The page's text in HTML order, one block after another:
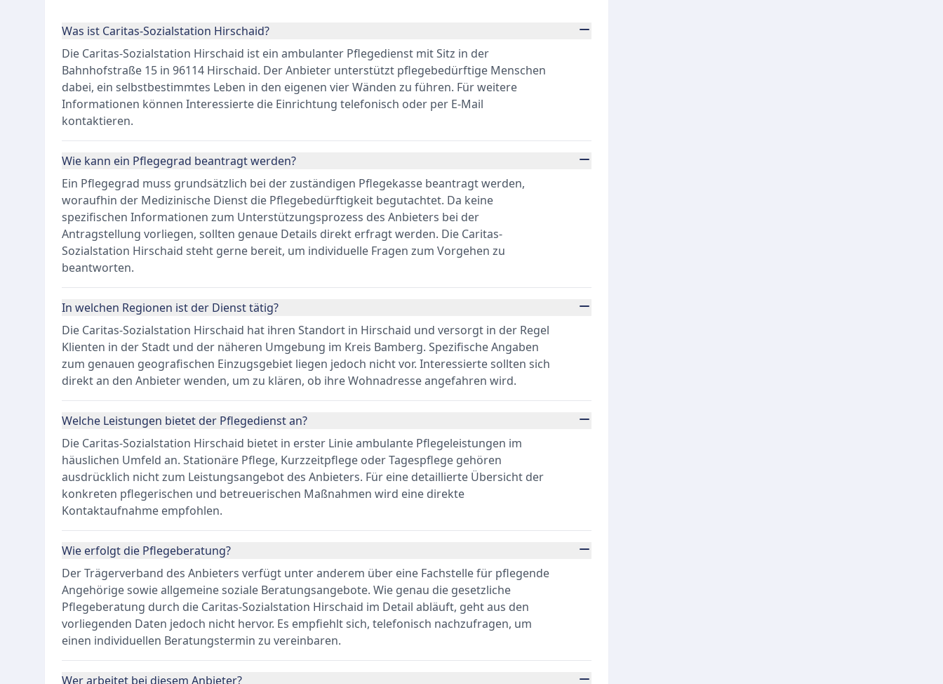
Was ist Caritas-Sozialstation Hirschaid?
Die Caritas-Sozialstation Hirschaid ist ein ambulanter Pflegedienst mit Sitz in der
Bahnhofstraße 15 in 96114 Hirschaid. Der Anbieter unterstützt pflegebedürftige Menschen
dabei, ein selbstbestimmtes Leben in den eigenen vier Wänden zu führen. Für weitere
Informationen können Interessierte die Einrichtung telefonisch oder per E-Mail
kontaktieren.
Wie kann ein Pflegegrad beantragt werden?
Ein Pflegegrad muss grundsätzlich bei der zuständigen Pflegekasse beantragt werden,
woraufhin der Medizinische Dienst die Pflegebedürftigkeit begutachtet. Da keine
spezifischen Informationen zum Unterstützungsprozess des Anbieters bei der
Antragstellung vorliegen, sollten genaue Details direkt erfragt werden. Die Caritas-
Sozialstation Hirschaid steht gerne bereit, um individuelle Fragen zum Vorgehen zu
beantworten.
In welchen Regionen ist der Dienst tätig?
Die Caritas-Sozialstation Hirschaid hat ihren Standort in Hirschaid und versorgt in der Regel
Klienten in der Stadt und der näheren Umgebung im Kreis Bamberg. Spezifische Angaben
zum genauen geografischen Einzugsgebiet liegen jedoch nicht vor. Interessierte sollten sich
direkt an den Anbieter wenden, um zu klären, ob ihre Wohnadresse angefahren wird.
Welche Leistungen bietet der Pflegedienst an?
Die Caritas-Sozialstation Hirschaid bietet in erster Linie ambulante Pflegeleistungen im
häuslichen Umfeld an. Stationäre Pflege, Kurzzeitpflege oder Tagespflege gehören
ausdrücklich nicht zum Leistungsangebot des Anbieters. Für eine detaillierte Übersicht der
konkreten pflegerischen und betreuerischen Maßnahmen wird eine direkte
Kontaktaufnahme empfohlen.
Wie erfolgt die Pflegeberatung?
Der Trägerverband des Anbieters verfügt unter anderem über eine Fachstelle für pflegende
Angehörige sowie allgemeine soziale Beratungsangebote. Wie genau die gesetzliche
Pflegeberatung durch die Caritas-Sozialstation Hirschaid im Detail abläuft, geht aus den
vorliegenden Daten jedoch nicht hervor. Es empfiehlt sich, telefonisch nachzufragen, um
einen individuellen Beratungstermin zu vereinbaren.
Wer arbeitet bei diesem Anbieter?